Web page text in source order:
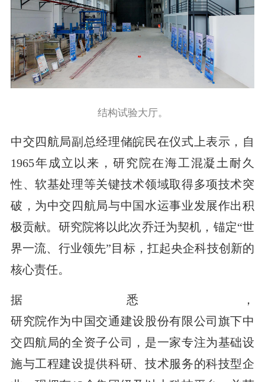
结构试验大厅。
中交四航局副总经理储皖民在仪式上表示，自
1965年成立以来，研究院在海工混凝土耐久
性、软基处理等关键技术领域取得多项技术突
破，为中交四航局与中国水运事业发展作出积
极贡献。研究院将以此次乔迁为契机，锚定“世
界一流、行业领先”目标，扛起央企科技创新的
核心责任。
据悉，
研究院作为中国交通建设股份有限公司旗下中
交四航局的全资子公司，是一家专注为基础设
施与工程建设提供科研、技术服务的科技型企